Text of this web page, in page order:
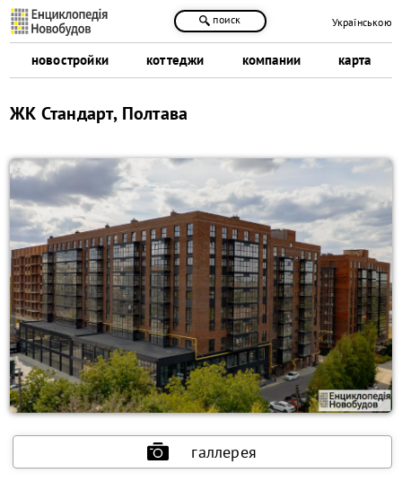
новостройки коттеджи компании карта
поиск Українською
ЖК Стандарт, Полтава
галлерея